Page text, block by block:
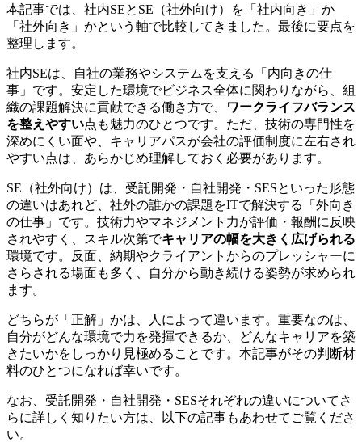
本記事では、社内SEとSE（社外向け）を「社内向き」か
「社外向き」かという軸で比較してきました。最後に要点を
整理します。
社内SEは、自社の業務やシステムを支える「内向きの仕
事」です。安定した環境でビジネス全体に関わりながら、組
織の課題解決に貢献できる働き方で、
ワークライフバランス
を整えやすい点も魅力のひとつです。ただ、技術の専門性を
深めにくい面や、 キャリアパスが会社の評価制度に左右され
やすい点は、あらかじめ理解しておく必要があります。
SE（社外向け）は、受託開発・自社開発・SESといった形態
の違いはあれど、社外の誰かの課題をITで解決する「外向き
の仕事」です。技術力やマネジメント力が評価・報酬に反映
されやすく、スキル次第でキャリアの幅を大きく広げられる
環境です。反面、 納期やクライアントからのプレッシャーに
さらされる場面も多く、自分から動き続ける姿勢が求められ
ます。
どちらが「正解」かは、人によって違います。重要なのは、
自分がどんな環境で力を発揮できるか、どんなキャリアを築
きたいかをしっかり見極めることです。本記事がその判断材
料のひとつになれば幸いです。
なお、受託開発・自社開発・SESそれぞれの違いについてさ
らに詳しく知りたい方は、以下の記事もあわせてご覧くださ
い。